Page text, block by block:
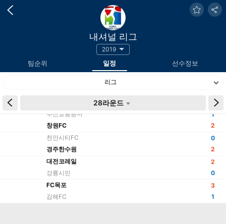
내셔널 리그
2019
팀순위 일정 선수정보
리그
28라운드 결과
부산교통공사
창원FC
1
2
천안시티FC
경주한수원
0
2
대전코레일
강릉시민
2
0
FC목포
김해FC
3
1